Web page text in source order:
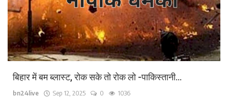
बिहार में बम ब्लास्ट, रोक सके तो रोक लो -पाकिस्तानी...
bn24live Sep 12, 2025 0 1036